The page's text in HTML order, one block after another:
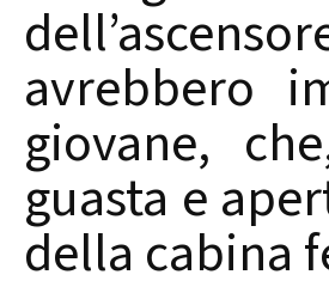
avrebbero
giovane,
guasta e
della cabina